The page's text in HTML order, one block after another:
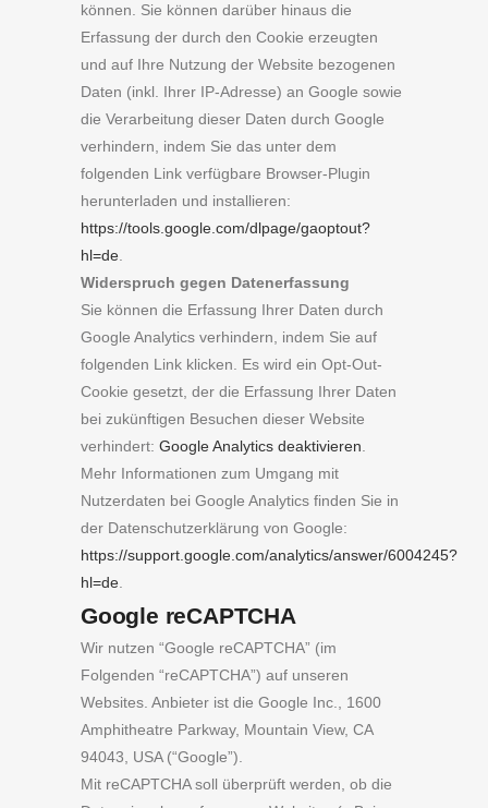
können. Sie können darüber hinaus die
Erfassung der durch den Cookie erzeugten
und auf Ihre Nutzung der Website bezogenen
Daten (inkl. Ihrer IP-Adresse) an Google sowie
die Verarbeitung dieser Daten durch Google
verhindern, indem Sie das unter dem
folgenden Link verfügbare Browser-Plugin
herunterladen und installieren:
https://tools.google.com/dlpage/gaoptout?
hl=de
Widerspruch gegen Datenerfassung
Sie können die Erfassung Ihrer Daten durch
Google Analytics verhindern, indem Sie auf
folgenden Link klicken. Es wird ein Opt-Out-
Cookie gesetzt, der die Erfassung Ihrer Daten
bei zukünftigen Besuchen dieser Website
verhindert: Google Analytics deaktivieren
Mehr Informationen zum Umgang mit
Nutzerdaten bei Google Analytics finden Sie in
der Datenschutzerklärung von Google:
https://support.google.com/analytics/answer/6004245?
hl=de
Google reCAPTCHA
Wir nutzen “Google reCAPTCHA” (im
Folgenden “reCAPTCHA”) auf unseren
Websites. Anbieter ist die Google Inc., 1600
Amphitheatre Parkway, Mountain View, CA
94043, USA (“Google”).
Mit reCAPTCHA soll überprüft werden, ob die